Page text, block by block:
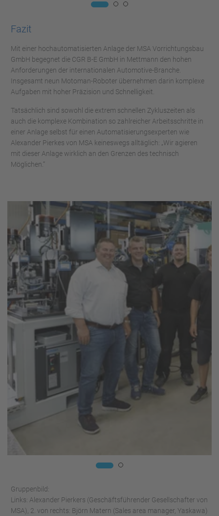
Fazit
Mit einer hochautomatisierten Anlage der MSA Vorrichtungsbau
GmbH begegnet die CGR B-E GmbH in Mettmann den hohen
Anforderungen der internationalen Automotive-Branche.
Insgesamt neun Motoman-Roboter übernehmen darin komplexe
Aufgaben mit hoher Präzision und Schnelligkeit.
Tatsächlich sind sowohl die extrem schnellen Zykluszeiten als
auch die komplexe Kombination so zahlreicher Arbeitsschritte in
einer Anlage selbst für einen Automatisierungsexperten wie
Alexander Pierkes von MSA keineswegs alltäglich: „Wir agieren
mit dieser Anlage wirklich an den Grenzen des technisch
Möglichen.“
Gruppenbild:
Links: Alexander Pierkers (Geschäftsführender Gesellschafter von
MSA), 2. von rechts: Björn Matern (Sales area manager, Yaskawa)